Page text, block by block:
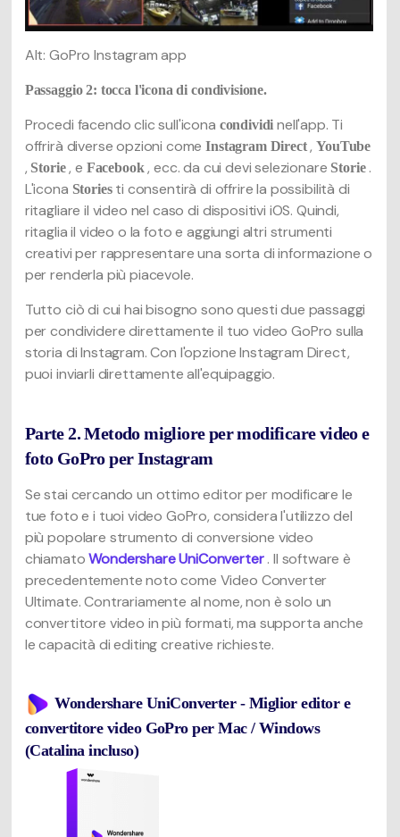
Alt: GoPro Instagram app
Passaggio 2: tocca l'icona di condivisione.
Procedi facendo clic sull'icona condividinell'app. Ti
offrirà diverse opzioni comeInstagram Direct ,YouTube
, Storie, e Facebook , ecc. da cui devi selezionare Storie .
L'icona Stories ti consentirà di offrire la possibilità di
ritagliare il video nel caso di dispositivi iOS. Quindi,
ritaglia il video o la foto e aggiungi altri strumenti
creativi per rappresentare una sorta di informazione o
per renderla più piacevole.
Tutto ciò di cui hai bisogno sono questi due passaggi
per condividere direttamente il tuo video GoPro sulla
storia di Instagram. Con l'opzione Instagram Direct,
puoi inviarli direttamente all'equipaggio.
Parte 2. Metodo migliore per modificare video e
foto GoPro per Instagram
Se stai cercando un ottimo editor per modificare le
tue foto e i tuoi video GoPro, considera l'utilizzo del
più popolare strumento di conversione video
chiamatoWondershare UniConverter. Il software è
precedentemente noto come Video Converter
Ultimate. Contrariamente al nome, non è solo un
convertitore video in più formati, ma supporta anche
le capacità di editing creative richieste.
Wondershare UniConverter - Miglior editor e
convertitore video GoPro per Mac / Windows
(Catalina incluso)